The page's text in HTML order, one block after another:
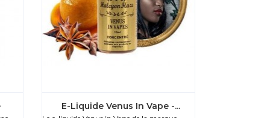
E-Liquide Venus In Vape -...